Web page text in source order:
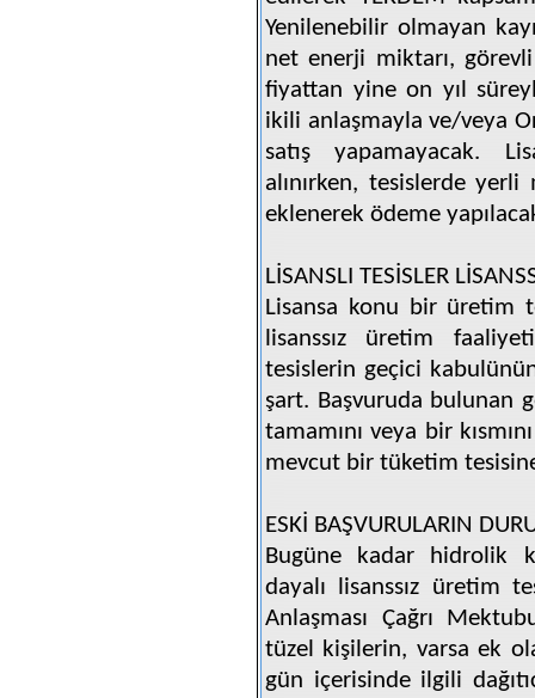
Yenilenebilir olmayan
net enerji miktarı,
fiyattan yine on yıl
ikili anlaşmayla ve/veya
satış yapamayacak.
alınırken, tesislerde
eklenerek ödeme
LİSANSLI TESİSLER
Lisansa konu bir üretim
lisanssız üretim
tesislerin geçici
şart. Başvuruda bulunan
tamamını veya bir
mevcut bir tüketim
ESKİ BAŞVURULARIN
Bugüne kadar hidrolik
dayalı lisanssız üretim
Anlaşması Çağrı
tüzel kişilerin, varsa ek
gün içerisinde ilgili